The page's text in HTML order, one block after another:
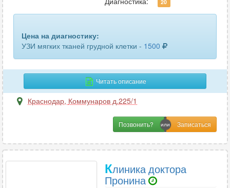
мочевого пузыря 50
мочеточников
мягких тканей
мягких тканей лица 12
мягких тканей шеи
27
органов малого таза
органов малого таза трансвагинальное
20
Цена на диагностику:
УЗИ мягких тканей грудной клетки - 1500
Читать описание
Краснодар, Коммунаров д.225/1
Позвонить?
Клиника доктора
Пронина